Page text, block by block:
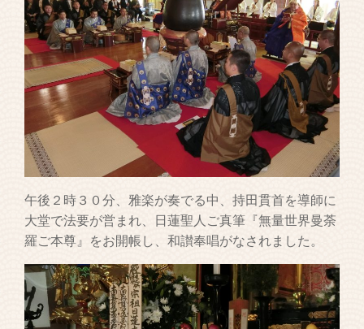
午後２時３０分、雅楽が奏でる中、持田貫首を導師に
大堂で法要が営まれ、日蓮聖人ご真筆『無量世界曼荼
羅ご本尊』をお開帳し、和讃奉唱がなされました。